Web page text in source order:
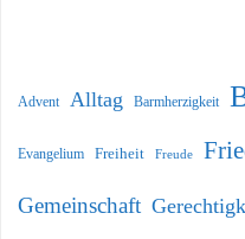
Advent Alltag Barmherzigkeit
Evangelium Freiheit Freude
Gemeinschaft